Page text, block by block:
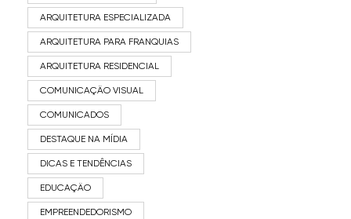
ARQUITETURA ESPECIALIZADA
ARQUITETURA PARA FRANQUIAS
ARQUITETURA RESIDENCIAL
COMUNICAÇÃO VISUAL
COMUNICADOS
DESTAQUE NA MÍDIA
DICAS E TENDÊNCIAS
EDUCAÇÃO
EMPREENDEDORISMO